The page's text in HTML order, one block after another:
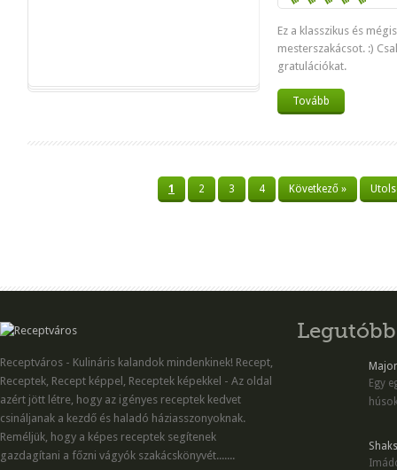
Ez a klasszikus és
mesterszakácsot. :)
gratulációkat.
Tovább
1 2 3 4 Következő »
Receptváros - Kulináris kalandok mindenkinek! Recept,
Receptek, Recept képpel, Receptek képekkel - Az oldal
azért jött létre, hogy az igényes receptek kedvet
csináljanak a kezdő és haladó háziasszonyoknak.
Reméljük, hogy a képes receptek segítenek
gazdagítani a főzni vágyók szakácskönyvét.......
Egy